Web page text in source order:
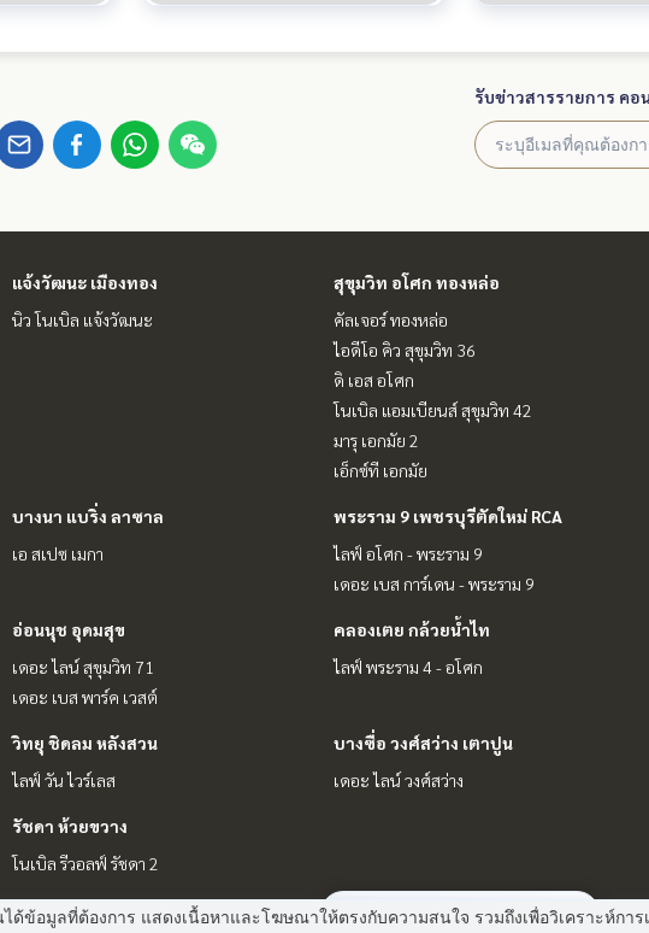
มี2คนกำลังดูประกาศนี้
รับข่าวสารรายการ คอ
แจ้งวัฒนะ เมืองทอง
นิว โนเบิล แจ้งวัฒนะ
สุขุมวิท อโศก ทองหล่อ
คัลเจอร์ ทองหล่อ
ไอดีโอ คิว สุขุมวิท 36
ดิ เอส อโศก
โนเบิล แอมเบียนส์ สุขุมวิท 42
มารุ เอกมัย 2
เอ็กซ์ที เอกมัย
บางนา แบริ่ง ลาซาล
เอ สเปซ เมกา
พระราม 9 เพชรบุรีตัดใหม่ RCA
ไลฟ์ อโศก - พระราม 9
เดอะ เบส การ์เดน - พระราม 9
อ่อนนุช อุดมสุข
เดอะ ไลน์ สุขุมวิท 71
เดอะ เบส พาร์ค เวสต์
คลองเตย กล้วยน้ำไท
ไลฟ์ พระราม 4 - อโศก
วิทยุ ชิดลม หลังสวน
ไลฟ์ วัน ไวร์เลส
บางซื่อ วงศ์สว่าง เตาปูน
เดอะ ไลน์ วงศ์สว่าง
รัชดา ห้วยขวาง
โนเบิล รีวอลฟ์ รัชดา 2
ได้ข้อมูลที่ต้องการ แสดงเนื้อหาและโฆษณาให้ตรงกับความสนใจ รวมถึงเพื่อวิเคราะห์กา